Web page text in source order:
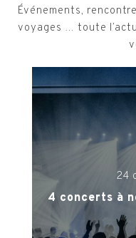
Événements,
voyages … toute
Nos 3
Incentive